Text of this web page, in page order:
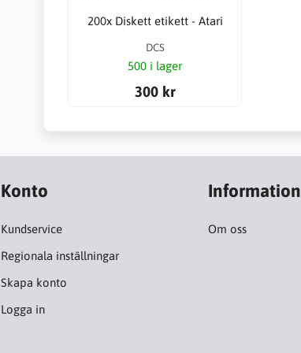
200x Diskett etikett - Atari
DCS
500 i lager
300 kr
Konto
Kundservice
Regionala inställningar
Skapa konto
Logga in
Information
Om oss